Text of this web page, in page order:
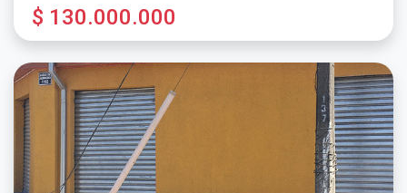
$ 130.000.000